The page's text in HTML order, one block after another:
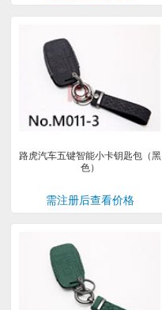
路虎汽车五键智能小卡钥匙包（黑
色）
需注册后查看价格